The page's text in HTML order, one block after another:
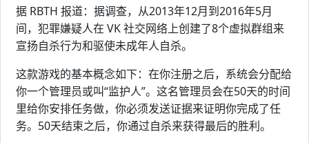
据 RBTH 报道：据调查，从2013年12月到2016年5月
间，犯罪嫌疑人在 VK 社交网络上创建了8个虚拟群组来
宣扬自杀行为和驱使未成年人自杀。
这款游戏的基本概念如下：在你注册之后，系统会分配给
你一个管理员或叫“监护人”。这名管理员会在50天的时间
里给你安排任务做，你必须发送证据来证明你完成了任
务。50天结束之后，你通过自杀来获得最后的胜利。